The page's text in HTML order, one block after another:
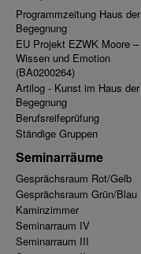
Programmzeitung Haus der
Begegnung
EU Projekt EZWK Moore –
Wissen und Emotion
(BA0200264)
Artilog - Kunst im Haus der
Begegnung
Berufsreifeprüfung
Ständige Gruppen
Seminarräume
Gesprächsraum Rot/Gelb
Gesprächsraum Grün/Blau
Kaminzimmer
Seminarraum IV
Seminarraum III